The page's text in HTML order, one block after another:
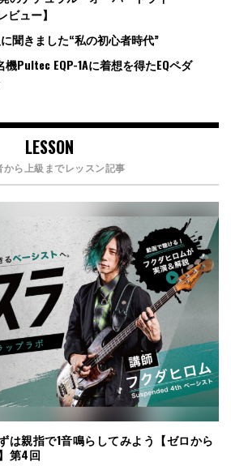
ビュー】
聞きました“私の初心者時代”
機Pultec EQP-1Aに着想を得たEQペダ
LESSON
から上級までレッスン記事
は親指で1音鳴らしてみよう【ゼロから
第4回